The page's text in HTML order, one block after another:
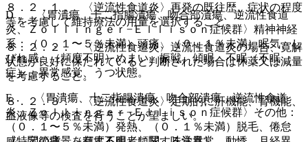
８．２．１． 〈逆流性食道炎〉再発の既往歴、症状の程度
等を考慮して維持療法の用量を選択すること。
８．２．２． 〈逆流性食道炎〉逆流性食道炎の場合、寛解
状態が良好に保たれていると判断された場合は休薬又は減量
を考慮すること。
８．２．３． 〈逆流性食道炎〉定期的に肝機能、腎機能、
血液像等の検査を行うことが望ましい。
D． 〈胃潰瘍、十二指腸潰瘍、吻合部潰瘍、逆流性食道
炎、Ｚｏｌｌｉｎｇｅｒ−Ｅｌｌｉｓｏｎ症候群〉精神神経
系：（０．１〜５％未満）頭痛、（０．１％未満）眠気、し
びれ感、（頻度不明）めまい、振戦、傾眠、不眠（不眠
症）、異常感覚、うつ状態。
E． 〈胃潰瘍、十二指腸潰瘍、吻合部潰瘍、逆流性食道
炎、Ｚｏｌｌｉｎｇｅｒ−Ｅｌｌｉｓｏｎ症候群〉その他：
（０．１〜５％未満）発熱、（０．１％未満）脱毛、倦怠